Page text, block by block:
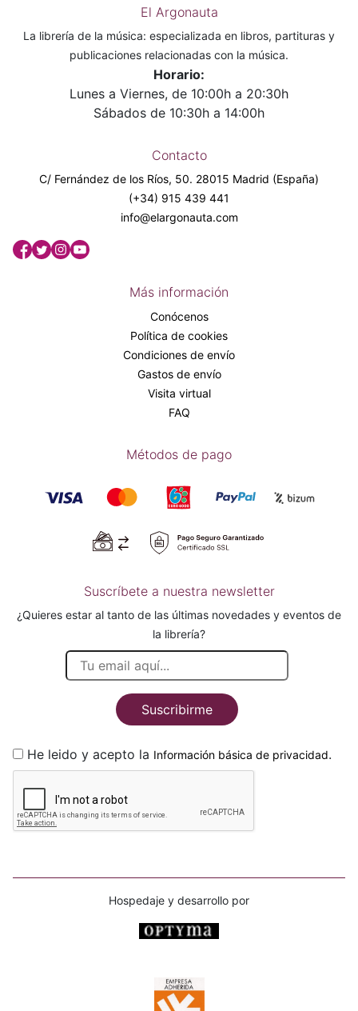
El Argonauta
La librería de la música: especializada en libros, partituras y
publicaciones relacionadas con la música.
Horario:
Lunes a Viernes, de 10:00h a 20:30h
Sábados de 10:30h a 14:00h
Contacto
C/ Fernández de los Ríos, 50. 28015 Madrid (España)
(+34) 915 439 441
info@elargonauta.com
Más información
Conócenos
Política de cookies
Condiciones de envío
Gastos de envío
Visita virtual
FAQ
Métodos de pago
Suscríbete a nuestra newsletter
¿Quieres estar al tanto de las últimas novedades y eventos de
la librería?
Suscribirme
He leido y acepto la Información básica de privacidad.
Hospedaje y desarrollo por